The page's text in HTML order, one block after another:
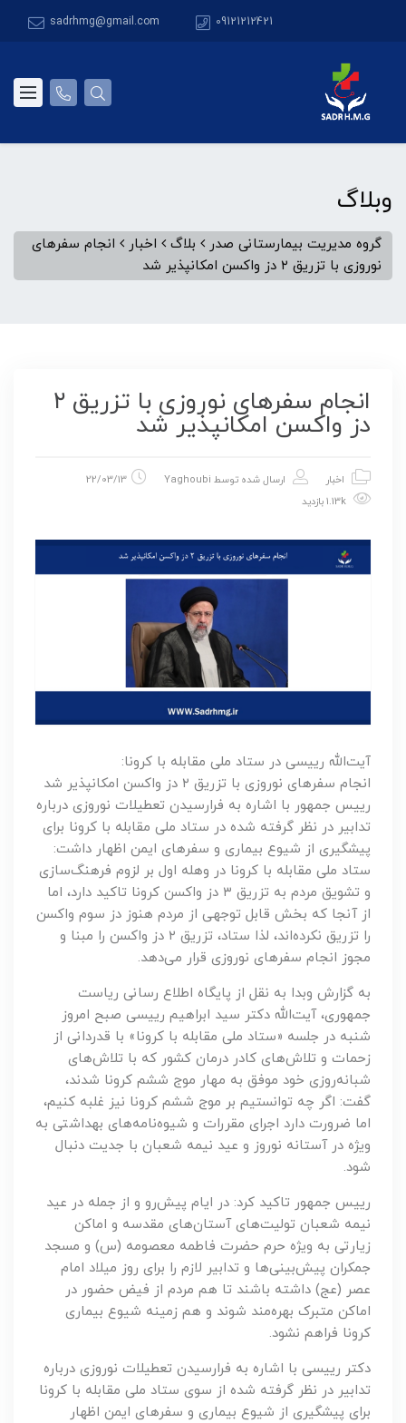
09121212421
sadrhmg@gmail.com
وبلاگ
گروه مدیریت بیمارستانی صدر بلاگ اخبار
انجام سفرهای
نوروزی با تزریق ۲ دز واکسن امکانپذیر شد
انجام سفرهای نوروزی با تزریق ۲
دز واکسن امکانپذیر شد
اخبار ارسال شده توسط Yaghoubi
22/03/13
آیت‌الله رییسی در ستاد ملی مقابله با کرونا:
انجام سفرهای نوروزی با تزریق ۲ دز واکسن امکانپذیر شد
رییس جمهور با اشاره به فرارسیدن تعطیلات نوروزی درباره
تدابیر در نظر گرفته شده در ستاد ملی مقابله با کرونا برای
پیشگیری از شیوع بیماری و سفرهای ایمن اظهار داشت:
ستاد ملی مقابله با کرونا در وهله اول بر لزوم فرهنگ‌سازی
و تشویق مردم به تزریق ۳ دز واکسن کرونا تاکید دارد، اما
از آنجا که بخش قابل توجهی از مردم هنوز دز سوم واکسن
را تزریق نکرده‌اند، لذا ستاد، تزریق ۲ دز واکسن را مبنا و
مجوز انجام سفرهای نوروزی قرار می‌دهد.
به گزارش وبدا به نقل از پایگاه اطلاع رسانی ریاست
جمهوری، آیت‌الله دکتر سید ابراهیم رییسی صبح امروز
شنبه در جلسه «ستاد ملی مقابله با کرونا» با قدردانی از
زحمات و تلاش‌های کادر درمان کشور که با تلاش‌های
شبانه‌روزی خود موفق به مهار موج ششم کرونا شدند،
گفت: اگر چه توانستیم بر موج ششم کرونا نیز غلبه کنیم،
اما ضرورت دارد اجرای مقررات و شیوه‌نامه‌های بهداشتی به
ویژه در آستانه نوروز و عید نیمه شعبان با جدیت دنبال
شود.
رییس جمهور تاکید کرد: در ایام پیش‌رو و از جمله در عید
نیمه شعبان تولیت‌های آستان‌های مقدسه و اماکن
زیارتی به ویژه حرم حضرت فاطمه معصومه (س) و مسجد
جمکران پیش‌بینی‌ها و تدابیر لازم را برای روز میلاد امام
عصر (عج) داشته باشند تا هم مردم از فیض حضور در
اماکن متبرک بهره‌مند شوند و هم زمینه شیوع بیماری
کرونا فراهم نشود.
دکتر رییسی با اشاره به فرارسیدن تعطیلات نوروزی درباره
تدابیر در نظر گرفته شده از سوی ستاد ملی مقابله با کرونا
برای پیشگیری از شیوع بیماری و سفرهای ایمن اظهار